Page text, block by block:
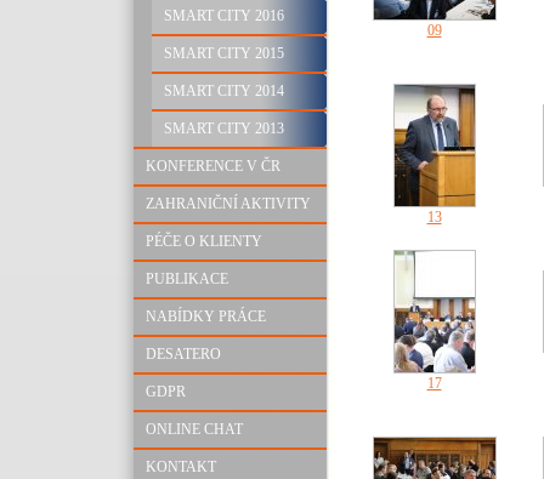
SMART CITY 2016
SMART CITY 2015
SMART CITY 2014
SMART CITY 2013
KONFERENCE V ČR
ZAHRANIČNÍ AKTIVITY
PÉČE O KLIENTY
PUBLIKACE
NABÍDKY PRÁCE
DESATERO
GDPR
ONLINE CHAT
KONTAKT
09
13
17